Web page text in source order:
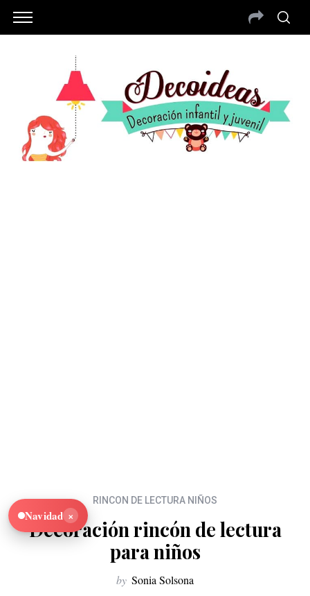
RINCON DE LECTURA NIÑOS
Decoración rincón de lectura
para niños
by Sonia Solsona
Navidad ×